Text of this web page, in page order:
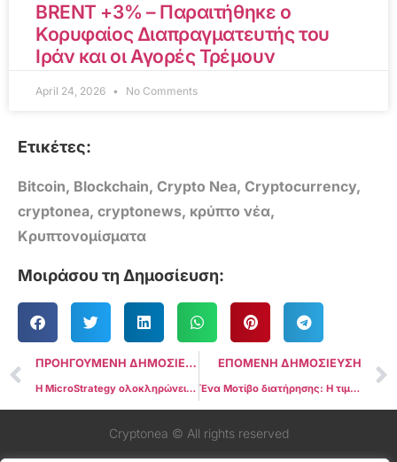
BRENT +3% – Παραιτήθηκε ο
Κορυφαίος Διαπραγματευτής του
Ιράν και οι Αγορές Τρέμουν
April 24, 2026 No Comments
Ετικέτες:
Bitcoin, Blockchain, Crypto Nea, Cryptocurrency,
cryptonea, cryptonews, κρύπτο νέα,
Κρυπτονομίσματα
Μοιράσου τη Δημοσίευση:
ΠΡΟΗΓΟΥΜΕΝΗ ΔΗΜΟΣΙΕΥΣΗ
Η MicroStrategy ολοκληρώνει την προσφορά ομολόγων ύψους 800 εκατομμυρίων δολαρίων με στόχο την αγορά περισσότερων Bitcoin
ΕΠΟΜΕΝΗ ΔΗΜΟΣΙΕΥΣΗ
Ένα Μοτίβο διατήρησης: Η τιμή του Bitcoin αντηχεί την περσινή ηρεμία
Cryptonea © All rights reserved